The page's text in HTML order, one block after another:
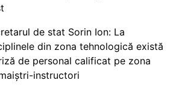
de stat Sorin Ion: La
din zona tehnologică există
de personal calificat pe zona
instructori